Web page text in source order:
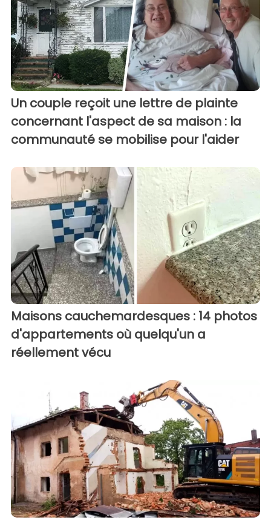
Un couple reçoit une lettre de plainte
concernant l'aspect de sa maison : la
communauté se mobilise pour l'aider
Maisons cauchemardesques : 14 photos
d'appartements où quelqu'un a
réellement vécu